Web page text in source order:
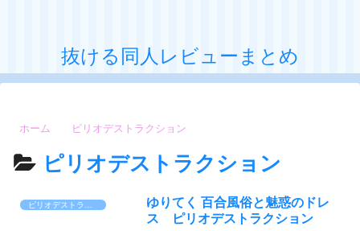
抜ける同人レビューまとめ
ホーム ピリオデストラクション
ピリオデストラクション
ゆりてく 百合風俗と魅惑のドレ
ス ピリオデストラクション